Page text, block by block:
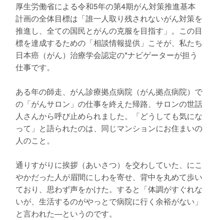
厚生労働省による令和5年の第4期がん対策推進基本
計画の全体目標は「誰一人取り残されないがん対策を
推進し、全ての国民とがんの克服を目指す」。この目
標を達成するための「相談情報提供」こそが、私たち
日本癌（がん）治療学会認定の*ナビゲーターが担う
仕事です。
ある年の師走、がん診療拠点病院（がん拠点病院）で
の「がんサロン」の仕事を終えた帰路、サロンの世話
人さんから呼び止められました。「どうしても気にな
って」と語られたのは、同じマンションにお住まいの
人のこと。
通りすがりに挨拶（あいさつ）を交わしていた、にこ
やかだった人が眉間にしわを寄せ、背中を丸めて歩い
ており、思わず声をかけた。すると「体調がすぐれな
いが、生活するのがやっとで病院に行く余裕がない」
と言われた―というのです。